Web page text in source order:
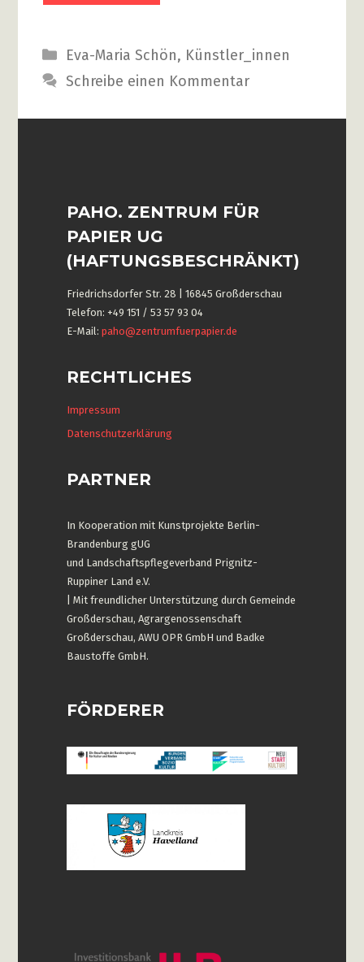
Kategorien
Eva-Maria Schön, Künstler_innen
Schreibe einen Kommentar
PAHO. ZENTRUM FÜR
PAPIER UG
(HAFTUNGSBESCHRÄNKT)
Friedrichsdorfer Str. 28 | 16845 Großderschau
Telefon: +49 151 / 53 57 93 04
E-Mail:paho@zentrumfuerpapier.de
RECHTLICHES
Impressum
Datenschutzerklärung
PARTNER
In Kooperation mit Kunstprojekte Berlin-
Brandenburg gUG
und Landschaftspflegeverband Prignitz-
Ruppiner Land e.V.
| Mit freundlicher Unterstützung durch Gemeinde
Großderschau, Agrargenossenschaft
Großderschau, AWU OPR GmbH und Badke
Baustoffe GmbH.
FÖRDERER